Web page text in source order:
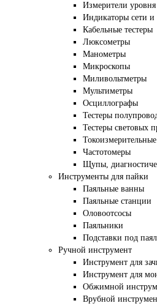
Измерители уровня
Индикаторы сети и
Кабельные тестеры
Люксометры
Манометры
Микроскопы
Миливольтметры
Мультиметры
Осциллографы
Тестеры
Тестеры световых
Частотомеры
Щупы,
Инструменты для пайки
Паяльные ванны
Паяльные станции
Оловоотсосы
Паяльники
Подставки под
Ручной инструмент
Инструмент для
Инструмент для
Обжимной
Врубной